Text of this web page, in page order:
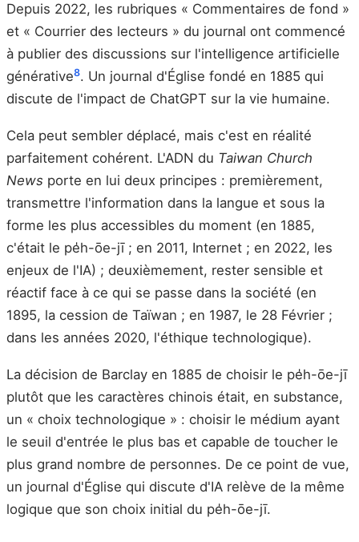
Depuis 2022, les rubriques « Commentaires de fond »
et « Courrier des lecteurs » du journal ont commencé
à publier des discussions sur l'intelligence artificielle
générative8. Un journal d'Église fondé en 1885 qui
discute de l'impact de ChatGPT sur la vie humaine.
Cela peut sembler déplacé, mais c'est en réalité
parfaitement cohérent. L'ADN du Taiwan Church
News porte en lui deux principes : premièrement,
transmettre l'information dans la langue et sous la
forme les plus accessibles du moment (en 1885,
c'était le pe̍h-ōe-jī ; en 2011, Internet ; en 2022, les
enjeux de l'IA) ; deuxièmement, rester sensible et
réactif face à ce qui se passe dans la société (en
1895, la cession de Taïwan ; en 1987, le 28 Février ;
dans les années 2020, l'éthique technologique).
La décision de Barclay en 1885 de choisir le pe̍h-ōe-jī
plutôt que les caractères chinois était, en substance,
un « choix technologique » : choisir le médium ayant
le seuil d'entrée le plus bas et capable de toucher le
plus grand nombre de personnes. De ce point de vue,
un journal d'Église qui discute d'IA relève de la même
logique que son choix initial du pe̍h-ōe-jī.